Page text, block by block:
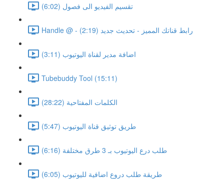
تقسيم الفيديو الى فصول (6:02)
Handle @ - رابط قناتك المميز - تحديث جديد (2:19)
اضافة مدير لقناة اليوتيوب (3:11)
Tubebuddy Tool (15:11)
الكلمات المفتاحية (28:22)
طريق توثيق قناة اليوتيوب (5:47)
طلب درع اليوتيوب بـ 3 طرق مختلفة (6:16)
طريقة طلب دروع اضافية لليوتيوب (6:05)